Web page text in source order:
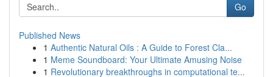
Go
Published News
1 Authentic Natural Oils : A Guide to Forest Cla...
1 Meme Soundboard: Your Ultimate Amusing Noise
1 Revolutionary breakthroughs in computational te...